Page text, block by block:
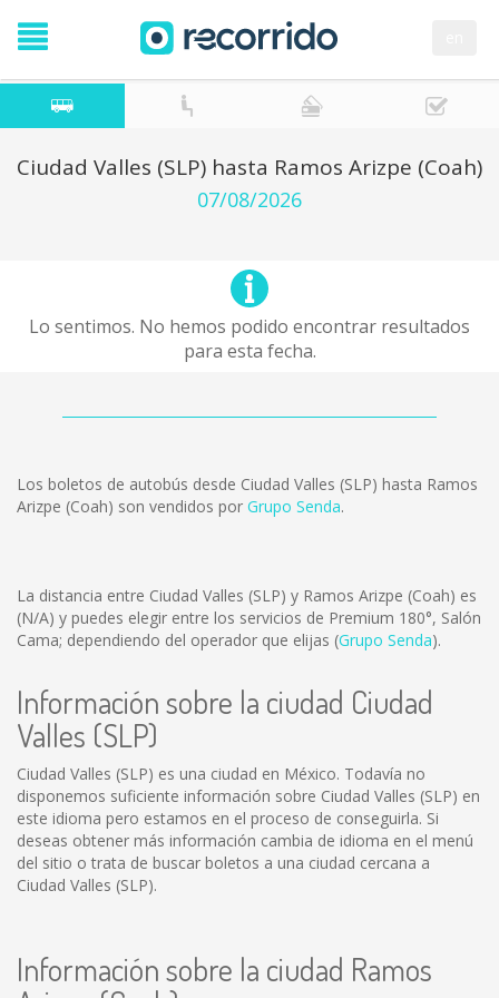
Ciudad Valles (SLP) hasta Ramos Arizpe (Coah)
07/08/2026
Lo sentimos. No hemos podido encontrar resultados
para esta fecha.
Los boletos de autobús desde Ciudad Valles (SLP) hasta Ramos
Arizpe (Coah) son vendidos por Grupo Senda.
La distancia entre Ciudad Valles (SLP) y Ramos Arizpe (Coah) es
(N/A) y puedes elegir entre los servicios de Premium 180°, Salón
Cama; dependiendo del operador que elijas (Grupo Senda).
Información sobre la ciudad Ciudad
Valles (SLP)
Ciudad Valles (SLP) es una ciudad en México. Todavía no
disponemos suficiente información sobre Ciudad Valles (SLP) en
este idioma pero estamos en el proceso de conseguirla. Si
deseas obtener más información cambia de idioma en el menú
del sitio o trata de buscar boletos a una ciudad cercana a
Ciudad Valles (SLP).
Información sobre la ciudad Ramos